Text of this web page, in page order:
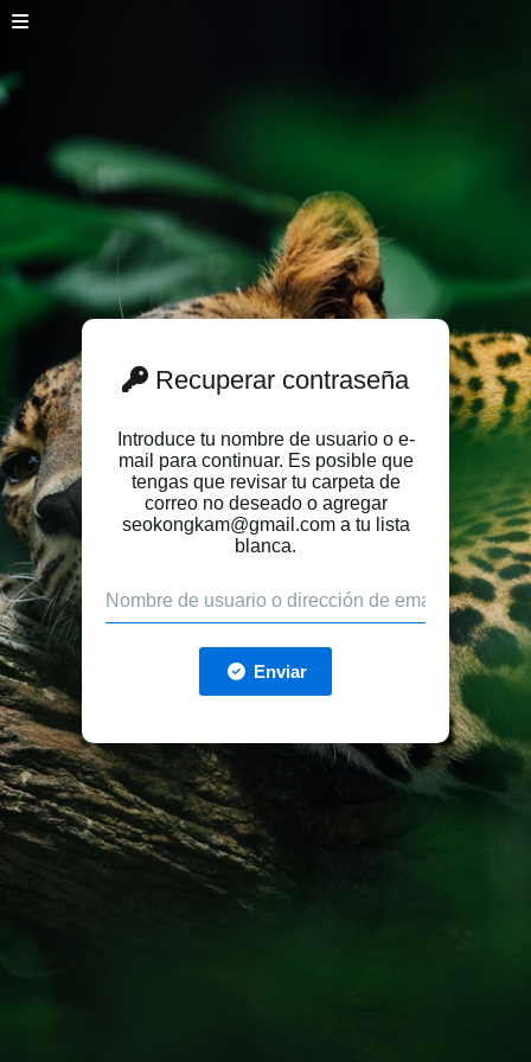
Recuperar contraseña
Introduce tu nombre de usuario o e-
mail para continuar. Es posible que
tengas que revisar tu carpeta de
correo no deseado o agregar
seokongkam@gmail.com a tu lista
blanca.
Enviar